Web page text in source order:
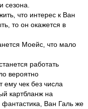
сезона.
что интерес к Ван
то он окажется в
Моейс, что мало
работать
вероятно
ему чек без числа
картбланж на
Ван Галь же